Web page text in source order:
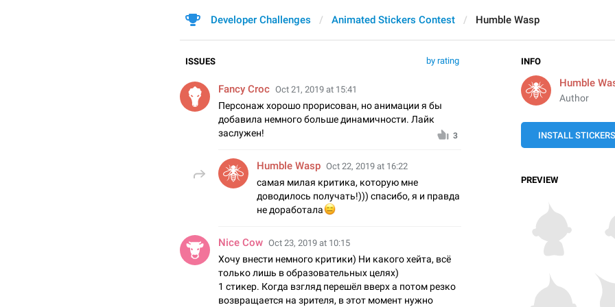
Developer Challenges Animated Stickers Contest Humble Wasp
INFO
Humble
Author
INSTALL STICKERS
PREVIEW
by rating
ISSUES
Fancy Croc Oct 21, 2019 at 15:41
Персонаж хорошо прорисован, но анимации я бы
добавила немного больше динамичности. Лайк
заслужен!
3
Humble Wasp Oct 22, 2019 at 16:22
самая милая критика, которую мне
доводилось получать!))) спасибо, я и правда
не доработала
😑
Nice Cow Oct 23, 2019 at 10:15
Хочу внести немного критики) Ни какого хейта, всё
только лишь в образовательных целях)
1 стикер. Когда взгляд перешёл вверх а потом резко
возвращается на зрителя, в этот момент нужно